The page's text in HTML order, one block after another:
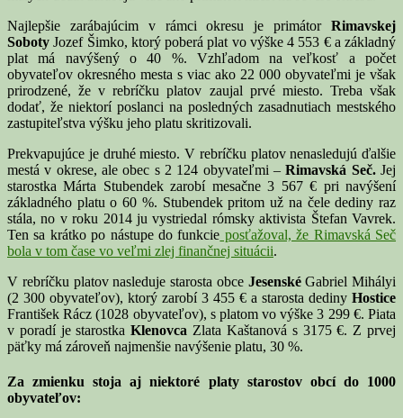
Najlepšie zarábajúcim v rámci okresu je primátor Rimavskej
Soboty Jozef Šimko, ktorý poberá plat vo výške 4 553 € a základný
plat má navýšený o 40 %. Vzhľadom na veľkosť a počet
obyvateľov okresného mesta s viac ako 22 000 obyvateľmi je však
prirodzené, že v rebríčku platov zaujal prvé miesto. Treba však
dodať, že niektorí poslanci na posledných zasadnutiach mestského
zastupiteľstva výšku jeho platu skritizovali.
Prekvapujúce je druhé miesto. V rebríčku platov nenasledujú ďalšie
mestá v okrese, ale obec s 2 124 obyvateľmi –Rimavská Seč.Jej
starostka Márta Stubendek zarobí mesačne 3 567 € pri navýšení
základného platu o 60 %. Stubendek pritom už na čele dediny raz
stála, no v roku 2014 ju vystriedal rómsky aktivista Štefan Vavrek.
Ten sa krátko po nástupe do funkcie posťažoval, že Rimavská Seč
bola v tom čase vo veľmi zlej finančnej situácii.
V rebríčku platov nasleduje starosta obce JesenskéGabriel Mihályi
(2 300 obyvateľov), ktorý zarobí 3 455 € a starosta dediny Hostice
František Rácz (1028 obyvateľov), s platom vo výške 3 299 €. Piata
v poradí je starostkaKlenovca Zlata Kaštanová s 3175 €. Z prvej
päťky má zároveň najmenšie navýšenie platu, 30 %.
Za zmienku stoja aj niektoré platy starostov obcí do 1000
obyvateľov: